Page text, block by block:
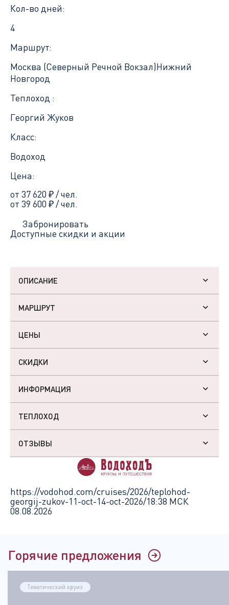
Кол-во дней:
4
Маршрут:
Москва (Северный Речной Вокзал)Нижний
Новгород
Теплоход :
Георгий Жуков
Класс:
Водоход
Цена:
от 37 620 ₽/ чел.
от 39 600 ₽/ чел.
Забронировать
Доступные скидки и акции
ОПИСАНИЕ
МАРШРУТ
ЦЕНЫ
СКИДКИ
ИНФОРМАЦИЯ
ТЕПЛОХОД
ОТЗЫВЫ
https://vodohod.com/cruises/2026/teplohod-
georgij-zukov-11-oct-14-oct-2026/18:38 МСК
08.08.2026
Горячие предложения
Тематический круиз